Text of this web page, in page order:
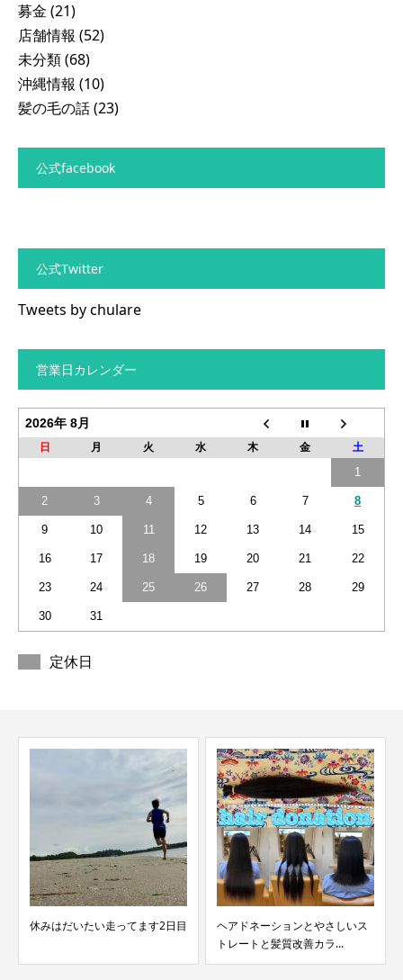
募金 (21)
店舗情報 (52)
未分類(68)
沖縄情報 (10)
髪の毛の話(23)
公式facebook
公式Twitter
Tweets by chulare
営業日カレンダー
2026年 8月
日 月 火 水 木 金 土
1
2 3 4 5 6 7 8
9 10 11 12 13 14 15
16 17 18 19 20 21 22
23 24 25 26 27 28 29
30 31
定休日
ヘアドネーションとやさしいス
ご紹介でヘアドネーション